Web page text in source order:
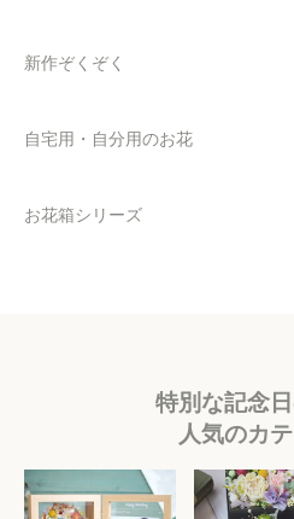
新作ぞくぞく
自宅用・自分用のお花
お花箱シリーズ
特別な記念
人気のカ